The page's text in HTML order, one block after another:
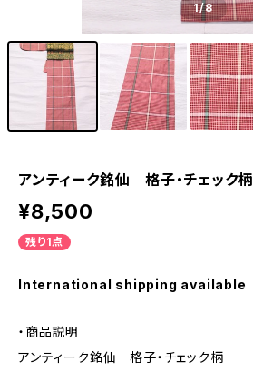
1/8
アンティーク銘仙 格子・チェック柄
¥8,500
残り1点
International shipping available
・商品説明
アンティーク銘仙 格子・チェック柄